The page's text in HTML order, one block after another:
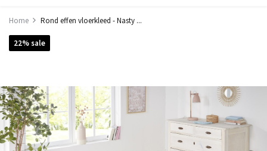
Home Rond effen vloerkleed - Nasty ...
22% sale